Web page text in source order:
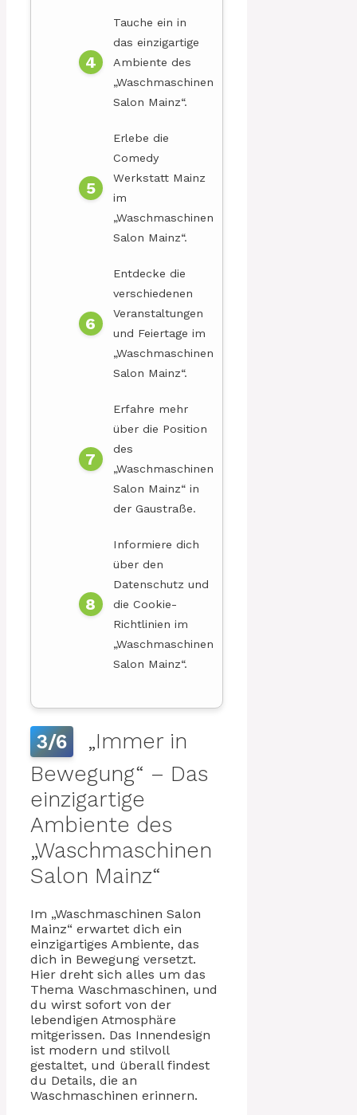
Tauche ein in
das einzigartige
Ambiente des
„Waschmaschinen
Salon Mainz“.
Erlebe die
Comedy
Werkstatt Mainz
im
„Waschmaschinen
Salon Mainz“.
Entdecke die
verschiedenen
Veranstaltungen
und Feiertage im
„Waschmaschinen
Salon Mainz“.
Erfahre mehr
über die Position
des
„Waschmaschinen
Salon Mainz“ in
der Gaustraße.
Informiere dich
über den
Datenschutz und
die Cookie-
Richtlinien im
„Waschmaschinen
Salon Mainz“.
3/6
„Immer in
Bewegung“ – Das
einzigartige
Ambiente des
„Waschmaschinen
Salon Mainz“
Im „Waschmaschinen Salon
Mainz“ erwartet dich ein
einzigartiges Ambiente, das
dich in Bewegung versetzt.
Hier dreht sich alles um das
Thema Waschmaschinen, und
du wirst sofort von der
lebendigen Atmosphäre
mitgerissen. Das Innendesign
ist modern und stilvoll
gestaltet, und überall findest
du Details, die an
Waschmaschinen erinnern.